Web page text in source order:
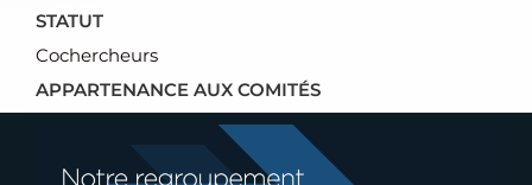
STATUT
Cochercheurs
APPARTENANCE AUX COMITÉS